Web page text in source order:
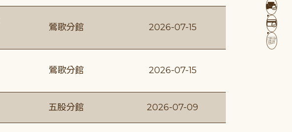
鶯歌分館 2026-07-15
鶯歌分館 2026-07-15
五股分館 2026-07-09